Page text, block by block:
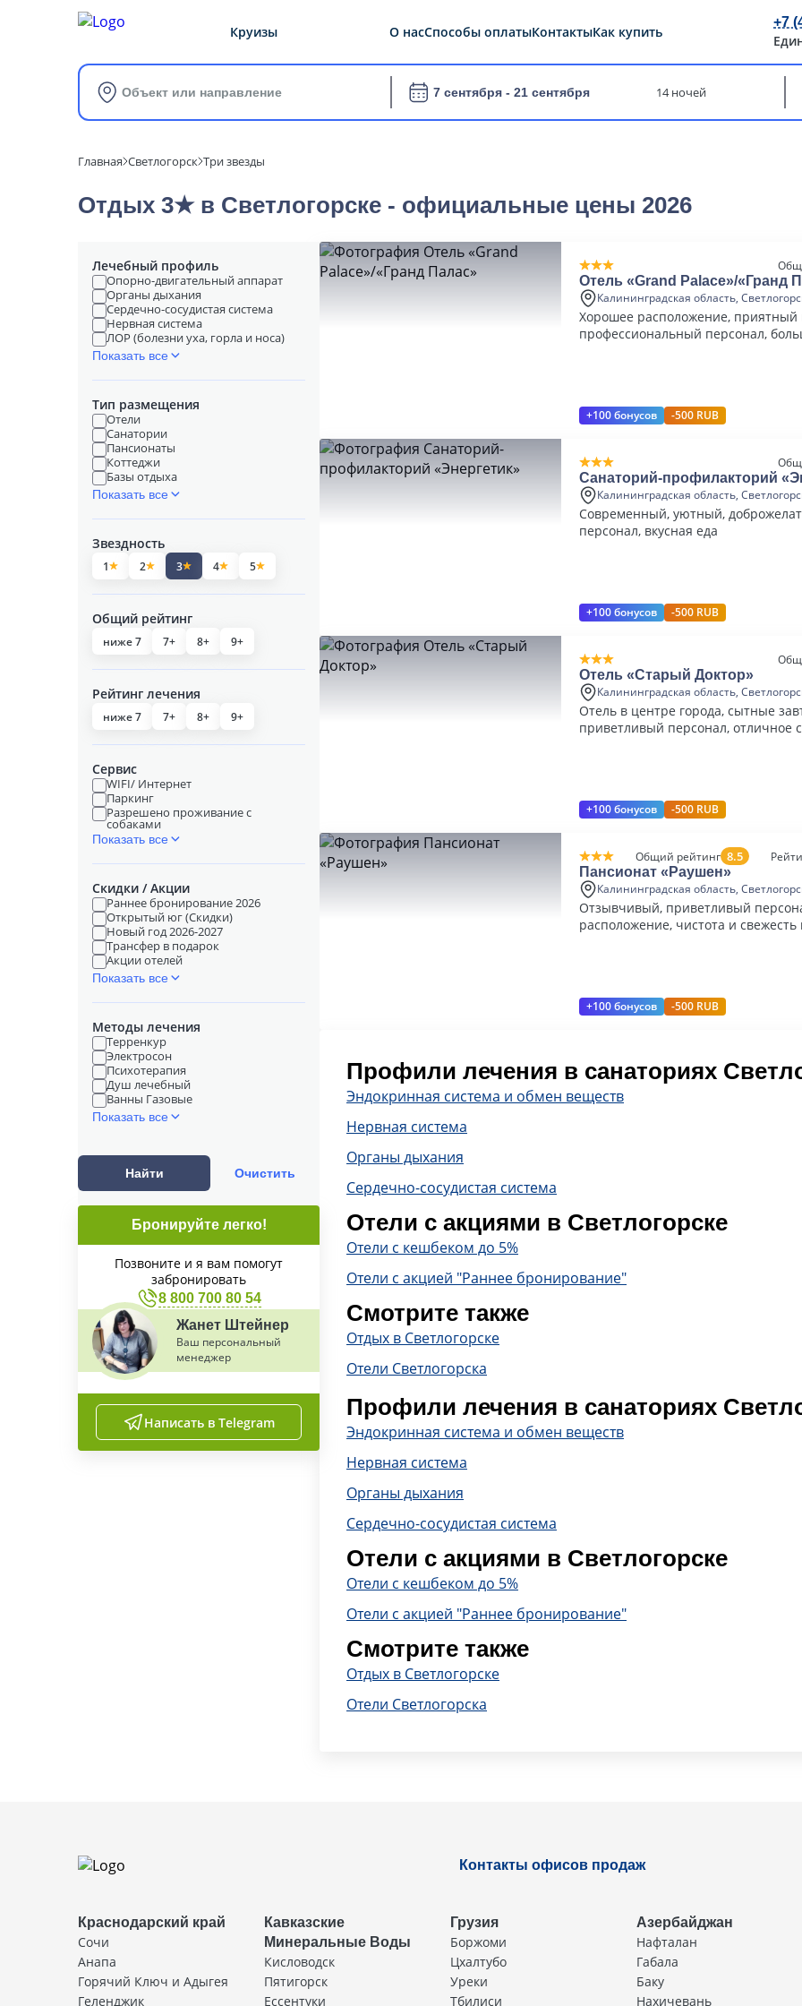
Круизы О насСпособы оплатыКонтактыКак купить
+7
Объект или направление 7 сентября - 21 сентября 14 ночей
Главная Светлогорск Три звезды
Отдых 3★ в Светлогорске - официальные цены 2026
Лечебный профиль
Опорно-двигательный аппарат
Органы дыхания
Сердечно-сосудистая система
Нервная система
ЛОР (болезни уха, горла и носа)
Показать все
Тип размещения
Отели
Санатории
Пансионаты
Коттеджи
Базы отдыха
Показать все
Звездность
1 2 3 4 5
Общий рейтинг
ниже 7 7+ 8+ 9+
Рейтинг лечения
ниже 7 7+ 8+ 9+
Сервис
WIFI/ Интернет
Паркинг
Разрешено проживание с
собаками
Показать все
Скидки / Акции
Раннее бронирование 2026
Открытый юг (Скидки)
Новый год 2026-2027
Трансфер в подарок
Акции отелей
Показать все
Методы лечения
Терренкур
Электросон
Психотерапия
Душ лечебный
Ванны Газовые
Показать все
Найти Очистить
Бронируйте легко!
Позвоните и я вам помогут
забронировать
8 800 700 80 54
Жанет Штейнер
Ваш персональный
менеджер
Написать в Telegram
Отель «Grand Palace»/«Гранд
Калининградская область,
Хорошее расположение, приятный
профессиональный персонал,
+100 бонусов -500 RUB
Cанаторий-профилакторий
Калининградская область,
Современный, уютный,
персонал, вкусная еда
+100 бонусов -500 RUB
Отель «Старый Доктор»
Калининградская область,
Отель в центре города, сытные
приветливый персонал, отличное
+100 бонусов -500 RUB
Общий рейтинг 8.5
Пансионат «Раушен»
Калининградская область,
Отзывчивый, приветливый
расположение, чистота и
+100 бонусов -500 RUB
Профили лечения в санаториях
Эндокринная система и обмен веществ
Нервная система
Органы дыхания
Сердечно-сосудистая система
Отели с акциями в Светлогорске
Отели с кешбеком до 5%
Отели с акцией "Раннее бронирование"
Смотрите также
Отдых в Светлогорске
Отели Светлогорска
Профили лечения в санаториях
Эндокринная система и обмен веществ
Нервная система
Органы дыхания
Сердечно-сосудистая система
Отели с акциями в Светлогорске
Отели с кешбеком до 5%
Отели с акцией "Раннее бронирование"
Смотрите также
Отдых в Светлогорске
Отели Светлогорска
Контакты офисов продаж
Краснодарский край
Сочи
Анапа
Горячий Ключ и Адыгея
Геленджик
Кавказские
Минеральные Воды
Кисловодск
Пятигорск
Ессентуки
Грузия
Боржоми
Цхалтубо
Уреки
Тбилиси
Азербайджан
Нафталан
Габала
Баку
Нахичевань